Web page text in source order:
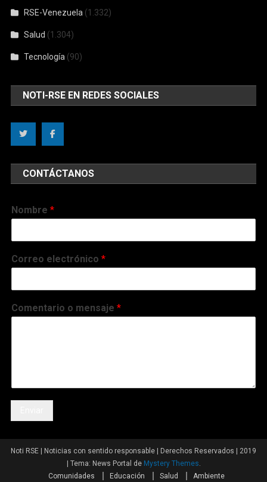
RSE-Venezuela (1.332)
Salud (1.304)
Tecnología (90)
NOTI-RSE EN REDES SOCIALES
CONTÁCTANOS
Nombre*
Correo electrónico*
Comentario o mensaje*
Noti RSE | Noticias con sentido responsable | Derechos Reservados | 2019
Tema: News Portal de Mystery Themes.
Comunidades
Educación Salud Ambiente